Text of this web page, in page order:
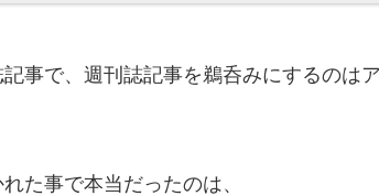
事で、週刊誌記事を鵜呑みにするのは
た事で本当だったのは、